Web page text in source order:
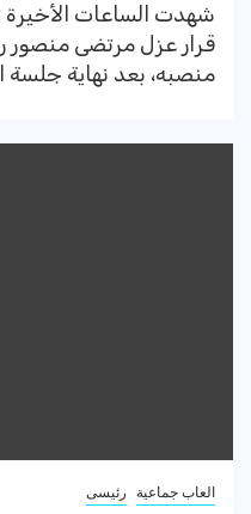
شهدت الساعات
قرار عزل مرتضى منصور
منصبه، بعد نهاية جلسة
العاب جماعية رئيسى